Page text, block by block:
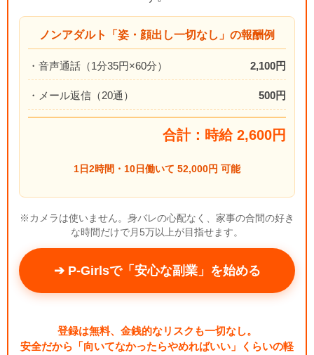
ノンアダルト「姿・顔出し一切なし」の報酬例
・音声通話（1分35円×60分） 2,100円
・メール返信（20通） 500円
合計：時給 2,600円
1日2時間・10日働いて 52,000円 可能
※カメラは使いません。身バレの心配なく、家事の合間の好き
な時間だけで月5万以上が目指せます。
➔ P-Girlsで「安心な副業」を始める
登録は無料、金銭的なリスクも一切なし。
安全だから「向いてなかったらやめればいい」くらいの軽